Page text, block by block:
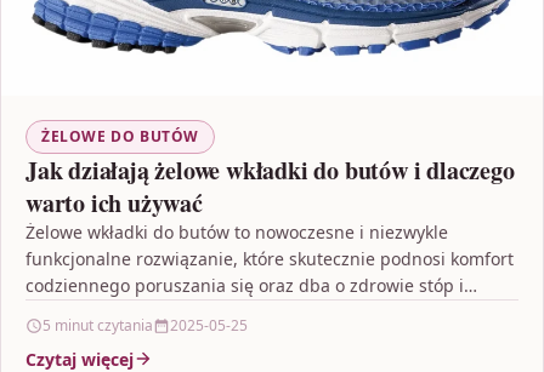
ŻELOWE DO BUTÓW
Jak działają żelowe wkładki do butów i dlaczego
warto ich używać
Żelowe wkładki do butów to nowoczesne i niezwykle
funkcjonalne rozwiązanie, które skutecznie podnosi komfort
codziennego poruszania się oraz dba o zdrowie stóp i
5 minut czytania 2025-05-25
Czytaj więcej